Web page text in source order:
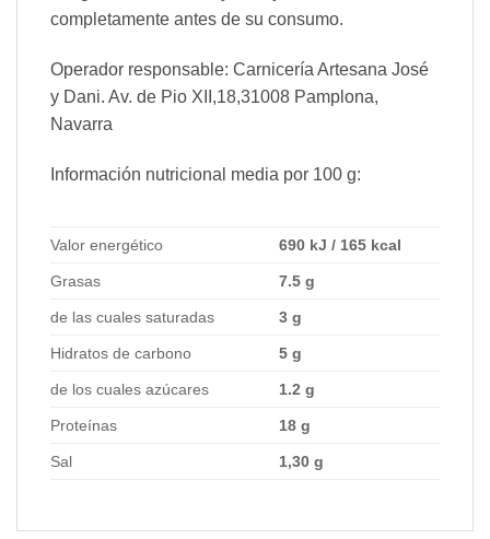
completamente antes de su consumo.
Operador responsable: Carnicería Artesana José
y Dani. Av. de Pio XII,18,31008 Pamplona,
Navarra
Información nutricional media por 100 g:
Valor energético 690 kJ / 165 kcal
Grasas 7.5 g
de las cuales saturadas 3 g
Hidratos de carbono 5 g
de los cuales azúcares 1.2 g
Proteínas 18 g
Sal 1,30 g